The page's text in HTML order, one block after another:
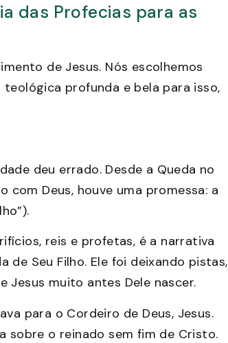
das Profecias para as
de Jesus. Nós escolhemos
teológica profunda e bela para isso,
deu errado. Desde a Queda no
com Deus, houve uma promessa: a
reis e profetas, é a narrativa
de Seu Filho. Ele foi deixando pistas,
Jesus muito antes Dele nascer.
para o Cordeiro de Deus, Jesus.
sobre o reinado sem fim de Cristo.